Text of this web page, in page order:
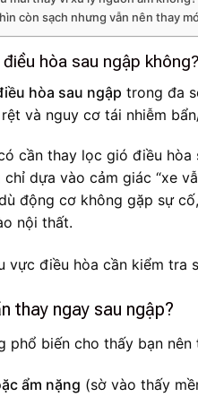
còn sạch nhưng vẫn nên thay
hòa sau ngập không?
hòa sau ngập trong đa
và nguy cơ tái nhiễm
cần thay lọc gió điều
dựa vào cảm giác “xe
động cơ không gặp sự
nội thất.
thay ngay sau ngập?
phổ biến cho thấy bạn nên
ẩm nặng (sờ vào thấy